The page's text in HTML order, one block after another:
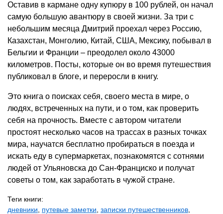
Оставив в кармане одну купюру в 100 рублей, он начал
самую большую авантюру в своей жизни. За три с
небольшим месяца Дмитрий проехал через Россию,
Казахстан, Монголию, Китай, США, Мексику, побывал в
Бельгии и Франции – преодолел около 43000
километров. Посты, которые он во время путешествия
публиковал в блоге, и переросли в книгу.
Это книга о поисках себя, своего места в мире, о
людях, встреченных на пути, и о том, как проверить
себя на прочность. Вместе с автором читатели
простоят несколько часов на трассах в разных точках
мира, научатся бесплатно пробираться в поезда и
искать еду в супермаркетах, познакомятся с сотнями
людей от Ульяновска до Сан-Франциско и получат
советы о том, как заработать в чужой стране.
Теги книги:
дневники
путевые заметки записки путешественников